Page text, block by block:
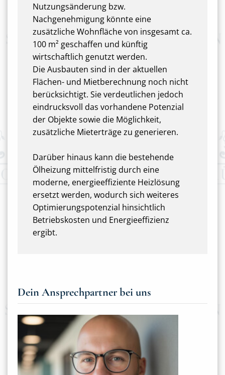
Nutzungsänderung bzw.
Nachgenehmigung könnte eine
zusätzliche Wohnfläche von insgesamt ca.
100 m² geschaffen und künftig
wirtschaftlich genutzt werden.
Die Ausbauten sind in der aktuellen
Flächen- und Mietberechnung noch nicht
berücksichtigt. Sie verdeutlichen jedoch
eindrucksvoll das vorhandene Potenzial
der Objekte sowie die Möglichkeit,
zusätzliche Mieterträge zu generieren.
Darüber hinaus kann die bestehende
Ölheizung mittelfristig durch eine
moderne, energieeffiziente Heizlösung
ersetzt werden, wodurch sich weiteres
Optimierungspotenzial hinsichtlich
Betriebskosten und Energieeffizienz
ergibt.
Dein Ansprechpartner bei uns